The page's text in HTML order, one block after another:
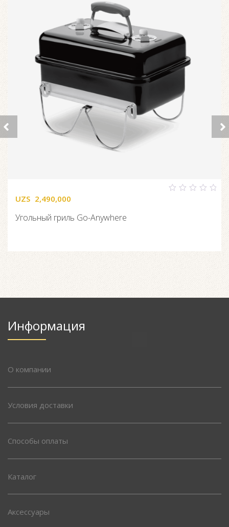
UZS 2,490,000
Угольный гриль Go-Anywhere
Информация
О компании
Условия доставки
Способы оплаты
Каталог
Аксессуары